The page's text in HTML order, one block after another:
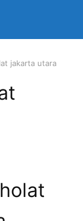
jakarta utara